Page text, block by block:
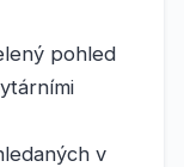
pohled
v